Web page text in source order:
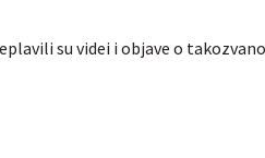
su videi i objave o